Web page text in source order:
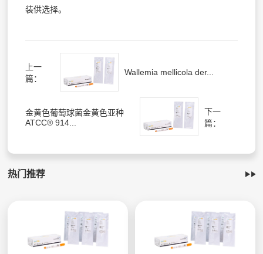
装供选择。
上一
篇：
Wallemia mellicola der...
金黄色葡萄球菌金黄色亚种
ATCC® 914...
下一
篇：
热门推荐